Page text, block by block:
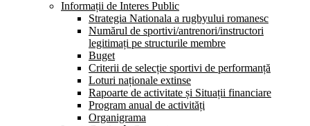
Informații de Interes Public
Strategia Nationala a rugbyului romanesc
Numărul de sportivi/antrenori/instructori
legitimați pe structurile membre
Buget
Criterii de selecție sportivi de performanță
Loturi naționale extinse
Rapoarte de activitate și Situații financiare
Program anual de activități
Organigrama